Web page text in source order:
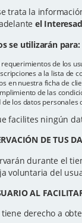
trata la
el
se utilizarán para:
requerimientos de los
a la lista de
en nuestra ficha de
de las
los datos personales
facilites ningún
DE TUS
durante el
voluntaria del
AL
derecho a